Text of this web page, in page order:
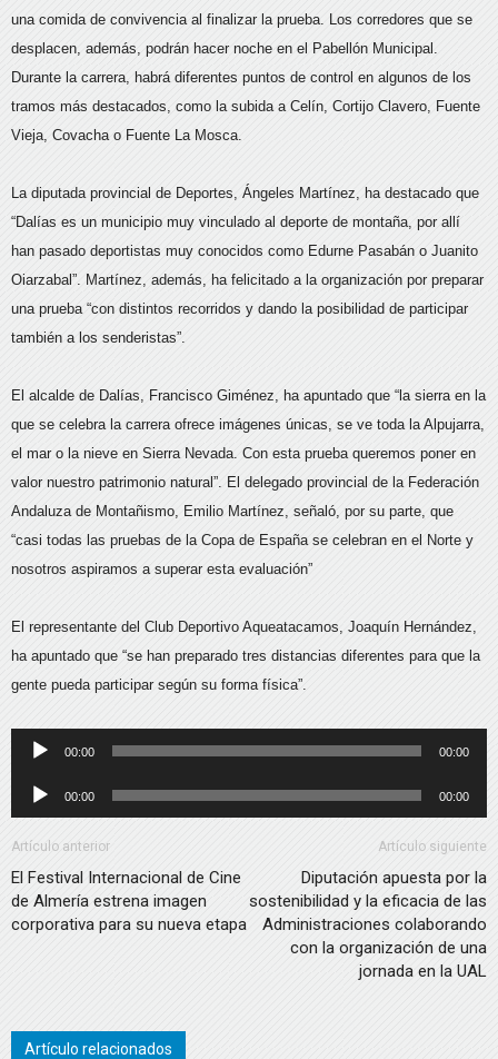
una comida de convivencia al finalizar la prueba. Los corredores que se
desplacen, además, podrán hacer noche en el Pabellón Municipal.
Durante la carrera, habrá diferentes puntos de control en algunos de los
tramos más destacados, como la subida a Celín, Cortijo Clavero, Fuente
Vieja, Covacha o Fuente La Mosca.
La diputada provincial de Deportes, Ángeles Martínez, ha destacado que
“Dalías es un municipio muy vinculado al deporte de montaña, por allí
han pasado deportistas muy conocidos como Edurne Pasabán o Juanito
Oiarzabal”. Martínez, además, ha felicitado a la organización por preparar
una prueba “con distintos recorridos y dando la posibilidad de participar
también a los senderistas”.
El alcalde de Dalías, Francisco Giménez, ha apuntado que “la sierra en la
que se celebra la carrera ofrece imágenes únicas, se ve toda la Alpujarra,
el mar o la nieve en Sierra Nevada. Con esta prueba queremos poner en
valor nuestro patrimonio natural”. El delegado provincial de la Federación
Andaluza de Montañismo, Emilio Martínez, señaló, por su parte, que
“casi todas las pruebas de la Copa de España se celebran en el Norte y
nosotros aspiramos a superar esta evaluación”
El representante del Club Deportivo Aqueatacamos, Joaquín Hernández,
ha apuntado que “se han preparado tres distancias diferentes para que la
gente pueda participar según su forma física”.
Reproductor
audio
00:00 00:00
Reproductor
de
audio
00:00 00:00
Artículo anterior
El Festival Internacional de Cine
de Almería estrena imagen
corporativa para su nueva etapa
Artículo siguiente
Diputación apuesta por la
sostenibilidad y la eficacia de las
Administraciones colaborando
con la organización de una
jornada en la UAL
Artículo relacionados